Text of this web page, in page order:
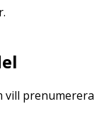
vill prenumerera